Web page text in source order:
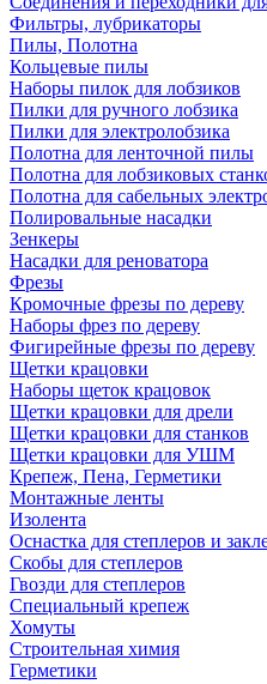
Фильтры, лубрикаторы
Пилы, Полотна
Кольцевые пилы
Наборы пилок для лобзиков
Пилки для ручного лобзика
Пилки для электролобзика
Полотна для ленточной пилы
Полотна для лобзиковых
Полотна для сабельных
Полировальные насадки
Зенкеры
Насадки для реноватора
Фрезы
Кромочные фрезы по дереву
Наборы фрез по дереву
Фигирейные фрезы по дереву
Щетки крацовки
Наборы щеток крацовок
Щетки крацовки для дрели
Щетки крацовки для станков
Щетки крацовки для УШМ
Крепеж, Пена, Герметики
Монтажные ленты
Изолента
Оснастка для степлеров и
Скобы для степлеров
Гвозди для степлеров
Специальный крепеж
Хомуты
Строительная химия
Герметики